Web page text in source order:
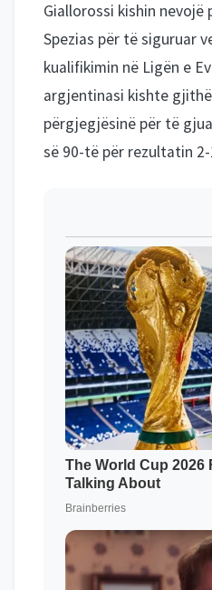
Giallorossi kishin
Spezias për të siguruar
kualifikimin në Ligën e
argjentinasi kishte
përgjegjësinë për të
së 90-të për rezultatin 2-